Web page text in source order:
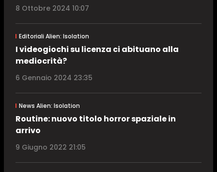
8 Ottobre 2024 10:07
Editoriali Alien: Isolation
I videogiochi su licenza ci abituano alla
mediocrità?
6 Gennaio 2024 23:35
News Alien: Isolation
Routine: nuovo titolo horror spaziale in
arrivo
9 Giugno 2022 21:05